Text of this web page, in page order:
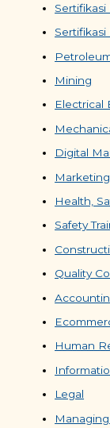
Sertifikasi
Mining
Electrical
Digital
Health,
Safety
Quality
Human
Legal